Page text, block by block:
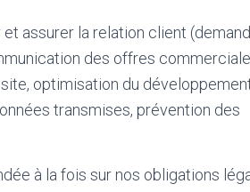
assurer la relation client
des offres
optimisation du
transmises, prévention des
à la fois sur nos obligations